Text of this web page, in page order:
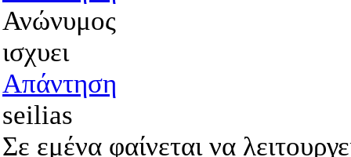
Ανώνυμος
ισχυει
Απάντηση
seilias
Σε εμένα φαίνεται να